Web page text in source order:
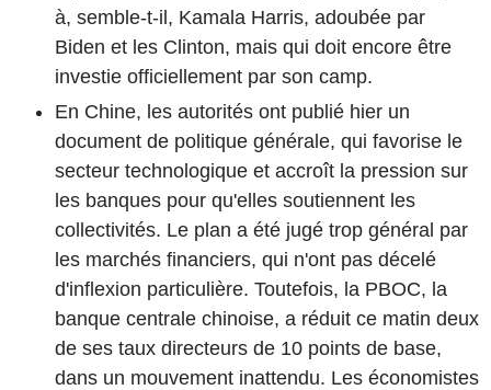
à, semble-t-il, Kamala Harris, adoubée par
Biden et les Clinton, mais qui doit encore être
investie officiellement par son camp.
En Chine, les autorités ont publié hier un
document de politique générale, qui favorise le
secteur technologique et accroît la pression sur
les banques pour qu'elles soutiennent les
collectivités. Le plan a été jugé trop général par
les marchés financiers, qui n'ont pas décelé
d'inflexion particulière. Toutefois, la PBOC, la
banque centrale chinoise, a réduit ce matin deux
de ses taux directeurs de 10 points de base,
dans un mouvement inattendu. Les économistes